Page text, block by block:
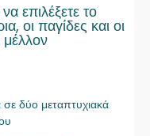
επιλέξετε το
οι παγίδες και οι